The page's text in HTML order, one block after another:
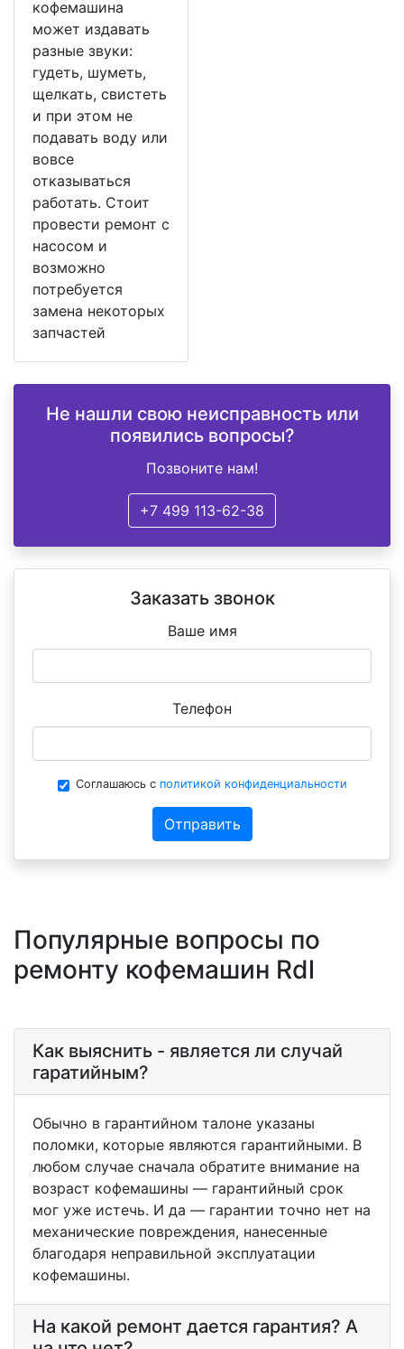
кофемашина
может издавать
разные звуки:
гудеть, шуметь,
щелкать, свистеть
и при этом не
подавать воду или
вовсе
отказываться
работать. Стоит
провести ремонт с
насосом и
возможно
потребуется
замена некоторых
запчастей
Не нашли свою неисправность или
появились вопросы?
Позвоните нам!
+7 499 113-62-38
Заказать звонок
Ваше имя
Телефон
Соглашаюсь с политикой конфиденциальности
Отправить
Популярные вопросы по
ремонту кофемашин Rdl
Как выяснить - является ли случай
гаратийным?
Обычно в гарантийном талоне указаны
поломки, которые являются гарантийными. В
любом случае сначала обратите внимание на
возраст кофемашины — гарантийный срок
мог уже истечь. И да — гарантии точно нет на
механические повреждения, нанесенные
благодаря неправильной эксплуатации
кофемашины.
На какой ремонт дается гарантия? А